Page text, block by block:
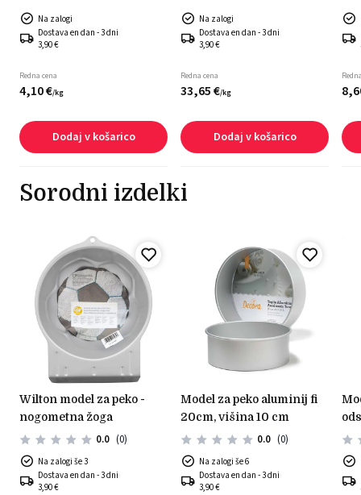
Na zalogi
Dostava en dan - 3 dni
3,90 €
Redna cena
4,10€/kg
Dodaj v košarico
Na zalogi
Dostava en dan - 3 dni
3,90 €
Redna cena
33,65€/kg
Dodaj v košarico
8,
Sorodni izdelki
wilton model za peko -
nogometna žoga
0.0 (0)
Na zalogi še 3
Dostava en dan - 3 dni
3,90 €
model za peko aluminij fi
20cm, višina 10 cm
0.0 (0)
Na zalogi še 6
Dostava en dan - 3 dni
3,90 €
model za pito fi 20